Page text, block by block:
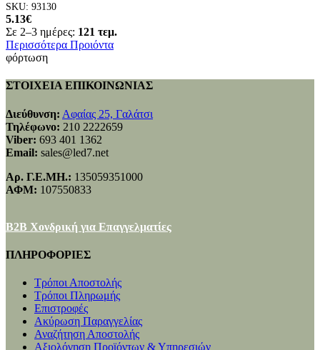
SKU: 93130
5.13€
Σε 2–3 ημέρες: 121 τεμ.
Περισσότερα Προιόντα
φόρτωση
ΣΤΟΙΧΕΙΑ ΕΠΙΚΟΙΝΩΝΙΑΣ
Διεύθυνση: Αφαίας 25, Γαλάτσι
Τηλέφωνο: 210 2222659
Viber: 693 401 1362
Email: sales@led7.net
Αρ. Γ.Ε.ΜΗ.: 135059351000
ΑΦΜ: 107550833
B2B Χονδρική για Επαγγελματίες
ΠΛΗΡΟΦΟΡΙΕΣ
Τρόποι Αποστολής
Τρόποι Πληρωμής
Επιστροφές
Ακύρωση Παραγγελίας
Αναζήτηση Αποστολής
Αξιολόγηση Προϊόντων & Υπηρεσιών